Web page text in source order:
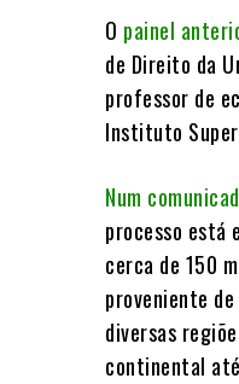
O painel
de Direito da
professor de
Instituto
Num
processo está
cerca de 150
proveniente
diversas
continental